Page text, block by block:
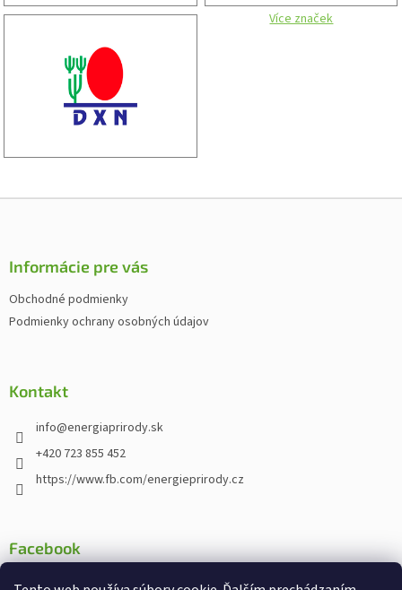
Více značek
Z
Informácie pre vás
Obchodné podmienky
Podmienky ochrany osobných údajov
Kontakt
info@energiaprirody.sk
+420 723 855 452
https://www.fb.com/energieprirody.cz
Facebook